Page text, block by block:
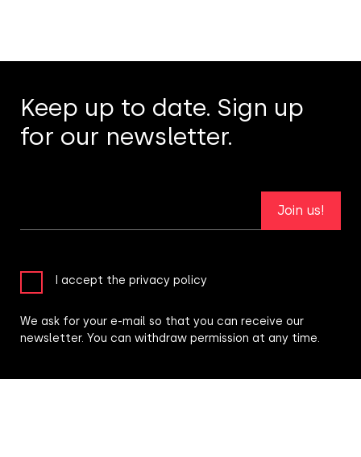
Keep up to date. Sign up
for our newsletter.
Join us!
I accept the privacy policy
We ask for your e-mail so that you can receive our
newsletter. You can withdraw permission at any time.